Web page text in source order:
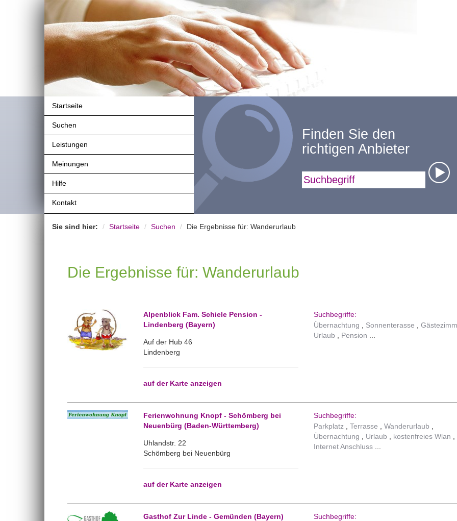
Startseite
Suchen
Leistungen
Meinungen
Hilfe
Kontakt
Finden Sie den
richtigen Anbieter
Sie sind hier: Startseite Suchen Die Ergebnisse für: Wanderurlaub
Die Ergebnisse für: Wanderurlaub
Alpenblick Fam. Schiele Pension -
Lindenberg (Bayern)
Auf der Hub 46
Lindenberg
auf der Karte anzeigen
Suchbegriffe:
Übernachtung
Sonnenterasse
Urlaub
Pension
Ferienwohnung Knopf - Schömberg bei
Neuenbürg (Baden-Württemberg)
Uhlandstr. 22
Schömberg bei Neuenbürg
auf der Karte anzeigen
Suchbegriffe:
Parkplatz
Terrasse
Wanderurlaub
Übernachtung
Urlaub
kostenfreies Wlan
Internet Anschluss
Gasthof Zur Linde - Gemünden (Bayern)
Suchbegriffe: